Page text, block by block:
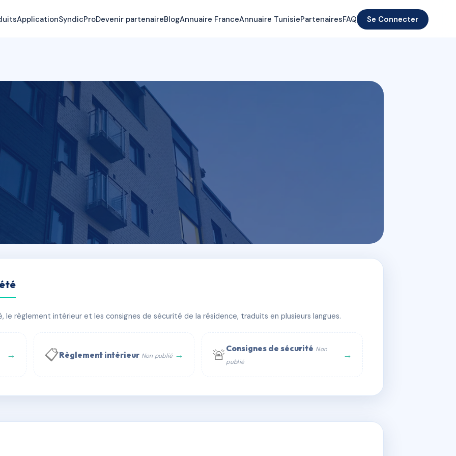
ApplicationSyndicProDevenir partenaireBlogAnnuaire FranceAnnuaire TunisiePartenairesFAQ Se Connecter
vignes
WhatsApp
règlement intérieur et les consignes de sécurité de la résidence, traduits en plusieurs langues.
→ 📋Règlement intérieur Non publié → 🚨 Consignes de sécurité Non
publié
→
AC6655393 🇫🇷